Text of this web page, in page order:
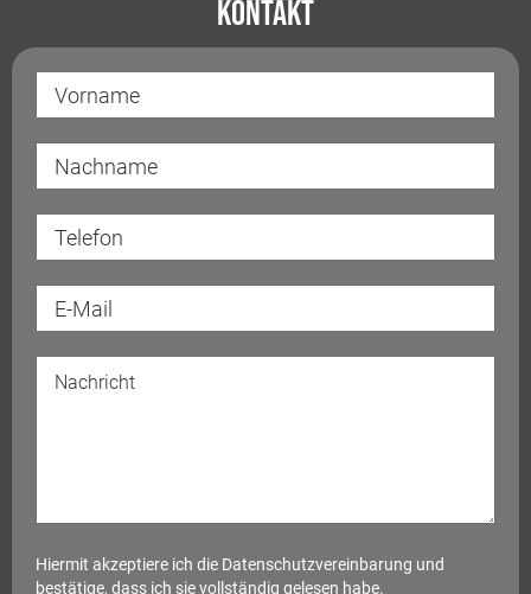
Kontakt
Hiermit akzeptiere ich die Datenschutzvereinbarung und
bestätige, dass ich sie vollständig gelesen habe.